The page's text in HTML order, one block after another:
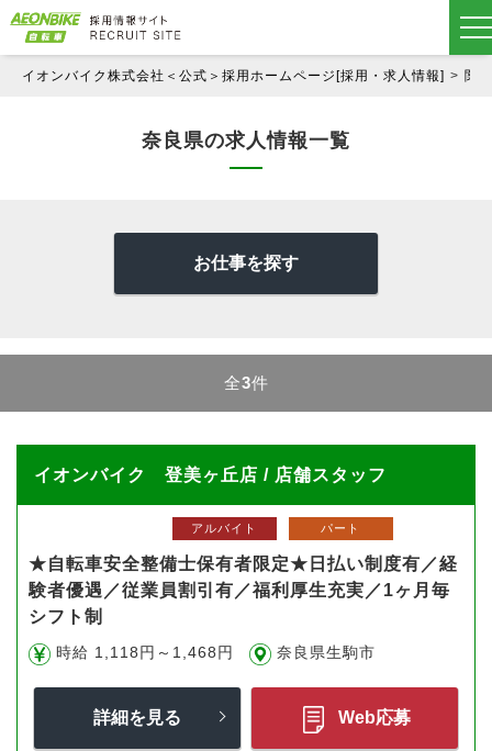
イオンバイク株式会社＜公式＞採用ホームページ[採用・求人情報] 関西
奈良県の求人情報一覧
お仕事を探す
全3件
イオンバイク 登美ヶ丘店 / 店舗スタッフ
アルバイト パート
★自転車安全整備士保有者限定★日払い制度有／経
験者優遇／従業員割引有／福利厚生充実／1ヶ月毎
シフト制
時給 1,118円～1,468円 奈良県生駒市
詳細を見る Web応募